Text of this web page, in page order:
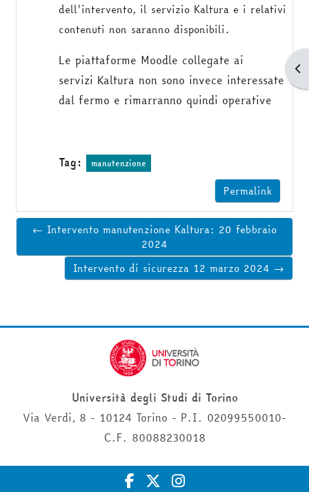
dell'intervento, il servizio Kaltura e i relativi
contenuti non saranno disponibili.
Le piattaforme Moodle collegate ai
servizi Kaltura non sono invece interessate
dal fermo e rimarranno quindi operative
Tag: manutenzione
Permalink
← Intervento manutenzione Kaltura: 20 febbraio
2024
Intervento di sicurezza 12 marzo 2024 →
Università degli Studi di Torino
Via Verdi, 8 - 10124 Torino - P.I. 02099550010-
C.F. 80088230018